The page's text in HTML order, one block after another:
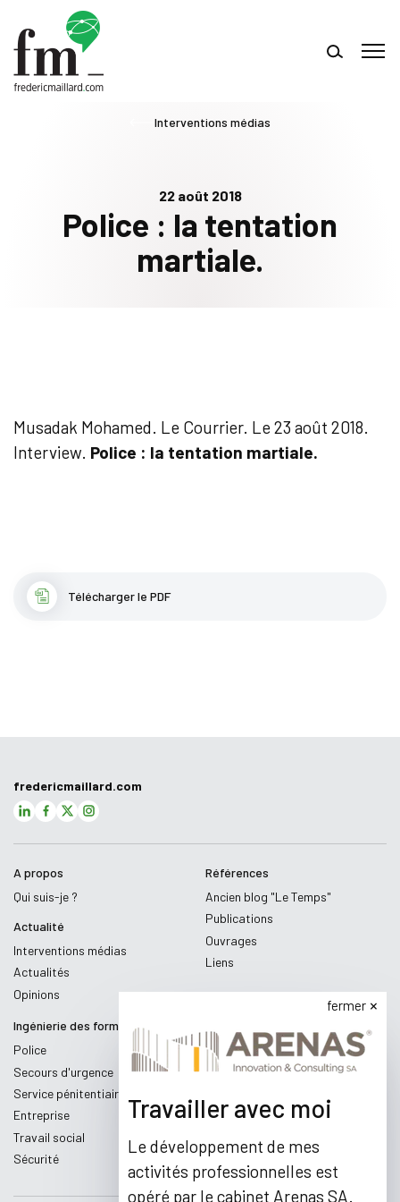
22 août 2018
Police : la tentation
martiale.
Interventions médias
Musadak Mohamed. Le Courrier. Le 23 août 2018.
Interview. Police : la tentation martiale.
Télécharger le PDF
fredericmaillard.com
A propos
Qui suis-je ?
Actualité
Interventions médias
Actualités
Opinions
Références
Ancien blog "Le Temps"
Publications
Ouvrages
Liens
Ingénierie des formations
Police
Secours d'urgence
Service pénitentiaire
Entreprise
Travail social
Sécurité
fermer
Travailler avec moi
Le développement de mes
activités professionnelles est
opéré par le cabinet Arenas SA.